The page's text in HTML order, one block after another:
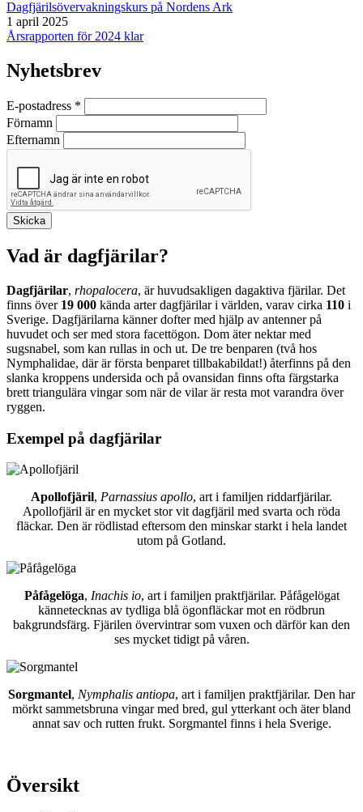
Dagfjärilsövervakningskurs på Nordens Ark
1 april 2025
Årsrapporten för 2024 klar
Nyhetsbrev
E-postadress *
Förnamn
Efternamn
Vad är dagfjärilar?
Dagfjärilar, rhopalocera, är huvudsakligen dagaktiva fjärilar. Det
finns över 19 000 kända arter dagfjärilar i världen, varav cirka 110 i
Sverige. Dagfjärilarna känner dofter med hjälp av antenner på
huvudet och ser med stora facettögon. Dom äter nektar med
sugsnabel, som kan rullas in och ut. De tre benparen (två hos
Nymphalidae, där är första benparet tillbakabildat!) återfinns på den
slanka kroppens undersida och på ovansidan finns ofta färgstarka
brett triangulära vingar som när de vilar är resta mot varandra över
ryggen.
Exempel på dagfjärilar
Apollofjäril, Parnassius apollo, art i familjen riddarfjärilar.
Apollofjäril är en mycket stor vit dagfjäril med svarta och röda
fläckar. Den är rödlistad eftersom den minskar starkt i hela landet
utom på Gotland.
Påfågelöga, Inachis io, art i familjen praktfjärilar. Påfågelögat
kännetecknas av tydliga blå ögonfläckar mot en rödbrun
bakgrundsfärg. Fjärilen övervintrar som vuxen och därför kan den
ses mycket tidigt på våren.
Sorgmantel, Nymphalis antiopa, art i familjen praktfjärilar. Den har
mörkt sammetsbruna vingar med bred, gul ytterkant och äter bland
annat sav och rutten frukt. Sorgmantel finns i hela Sverige.
Översikt